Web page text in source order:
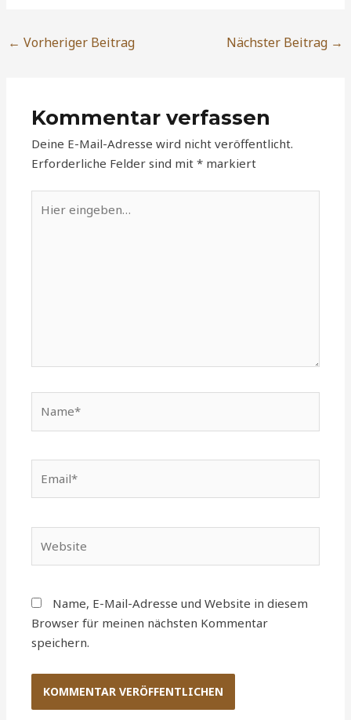
← Vorheriger Beitrag Nächster Beitrag →
Kommentar verfassen
Deine E-Mail-Adresse wird nicht veröffentlicht.
Erforderliche Felder sind mit* markiert
eingeben…
Name, E-Mail-Adresse und Website in diesem
Browser für meinen nächsten Kommentar
speichern.